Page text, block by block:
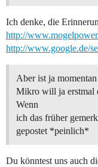
Ich denke, die
http://
http://www.google.de/
Aber ist ja
Mikro will ja erstmal
Wenn
ich das früher
gepostet *peinlich*
Du könntest uns auch